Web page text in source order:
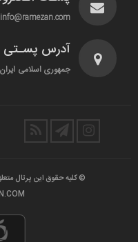
info@ramezan.com
آدرس پسـتی
جمهوری اسلامی
© کلیه حقوق این پرتال